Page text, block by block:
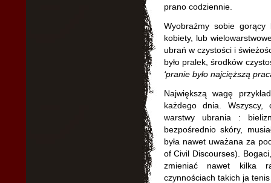
prano codziennie.
Wyobraźmy sobie
kobiety, lub
ubrań w czystości i
było pralek, środków
‘pranie było najcięższą
Największą wagę
każdego dnia.
warstwy ubrania :
bezpośrednio skóry,
była nawet uważana za
of Civil Discourses).
zmieniać nawet kilka
czynnościach takich ja